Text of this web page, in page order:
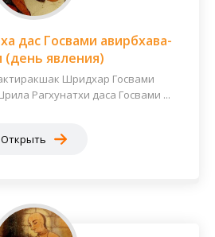
дас Госвами авирбхава-
(день явления)
Шридхар Госвами
Рагхунатхи даса Госвами ...
Открыть